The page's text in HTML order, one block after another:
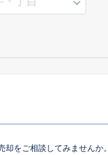
をご相談してみませんか。